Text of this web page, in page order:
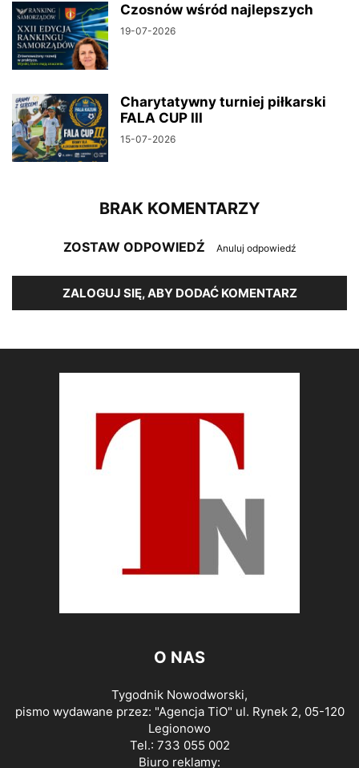
Czosnów wśród najlepszych
19-07-2026
Charytatywny turniej piłkarski
FALA CUP III
15-07-2026
BRAK KOMENTARZY
ZOSTAW ODPOWIEDŹ Anuluj odpowiedź
ZALOGUJ SIĘ, ABY DODAĆ KOMENTARZ
O NAS
Tygodnik Nowodworski,
pismo wydawane przez: "Agencja TiO" ul. Rynek 2, 05-120
Legionowo
Tel.: 733 055 002
Biuro reklamy: